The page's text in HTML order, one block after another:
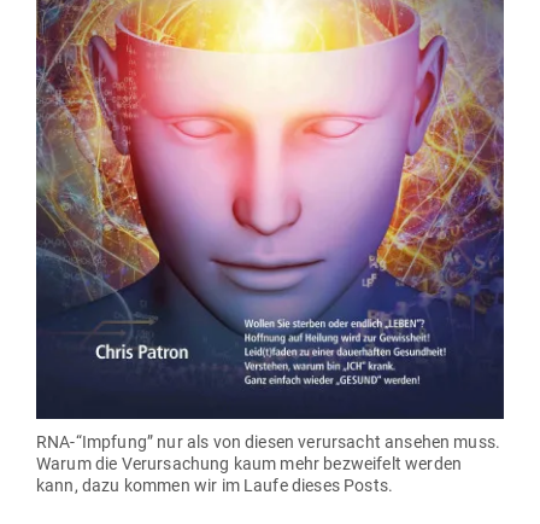
RNA-“Impfung” nur als von diesen ver­ur­sacht ansehen muss.
Warum die Ver­ur­sa­chung kaum mehr bezweifelt werden
kann, dazu kommen wir im Laufe dieses Posts.